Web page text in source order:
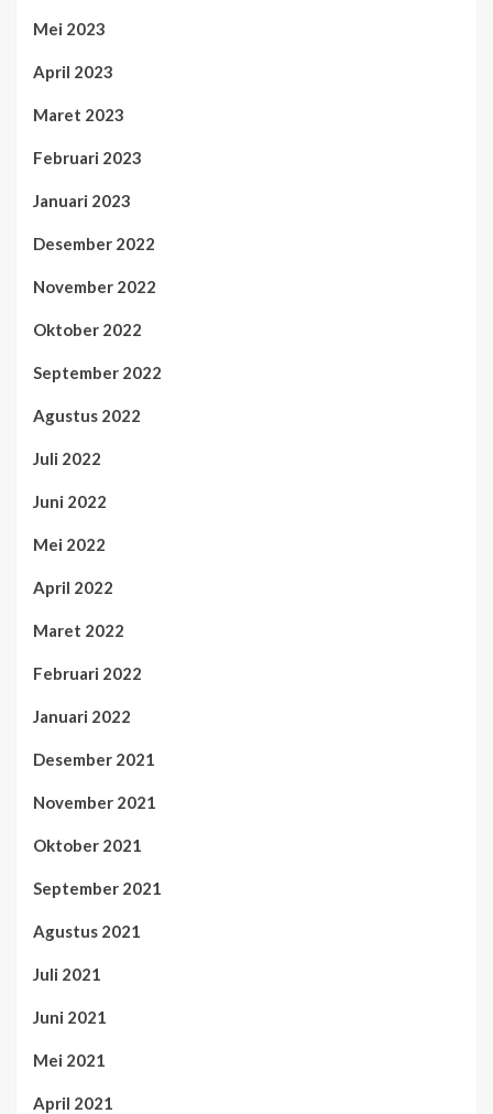
Mei 2023
April 2023
Maret 2023
Februari 2023
Januari 2023
Desember 2022
November 2022
Oktober 2022
September 2022
Agustus 2022
Juli 2022
Juni 2022
Mei 2022
April 2022
Maret 2022
Februari 2022
Januari 2022
Desember 2021
November 2021
Oktober 2021
September 2021
Agustus 2021
Juli 2021
Juni 2021
Mei 2021
April 2021